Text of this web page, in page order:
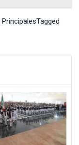
PrincipalesTagged